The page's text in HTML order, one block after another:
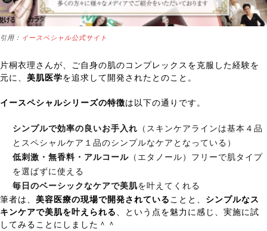
引用： イースペシャル公式サイト
片桐衣理さんが、ご自身の肌のコンプレックスを克服した経験を
元に、 美肌医学を追求して開発されたとのこと。
イースペシャルシリーズの特徴は以下の通りです。
シンプルで効率の良いお手入れ （スキンケアラインは基本４品
とスペシャルケア１品のシンプルなケアとなっている）
低刺激・無香料・アルコール （エタノール）フリーで肌タイプ
を選ばずに使える
毎日のベーシックなケアで美肌を叶えてくれる
筆者は、 美容医療の現場で開発されている ことと、 シンプルなス
キンケアで美肌を叶えられる
、という点を魅力に感じ、実施に試
してみることにしました＾＾